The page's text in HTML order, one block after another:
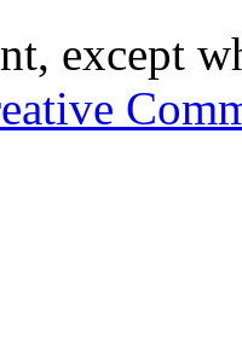
except